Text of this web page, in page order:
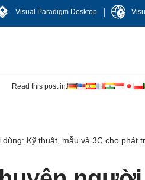
Visual Paradigm Desktop
Read this post in:
Kỹ thuật, mẫu và 3C cho phát